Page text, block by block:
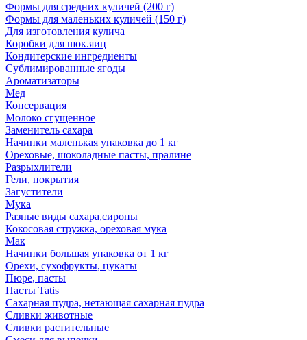
Формы для средних куличей (200 г)
Формы для маленьких куличей (150 г)
Для изготовления кулича
Коробки для шок.яиц
Кондитерские ингредиенты
Сублимированные ягоды
Ароматизаторы
Мед
Консервация
Молоко сгущенное
Заменитель сахара
Начинки маленькая упаковка до 1 кг
Ореховые, шоколадные пасты, пралине
Разрыхлители
Гели, покрытия
Загустители
Мука
Разные виды сахара,сиропы
Кокосовая стружка, ореховая мука
Мак
Начинки большая упаковка от 1 кг
Орехи, сухофрукты, цукаты
Пюре, пасты
Пасты Tatis
Сахарная пудра, нетающая сахарная пудра
Сливки животные
Сливки растительные